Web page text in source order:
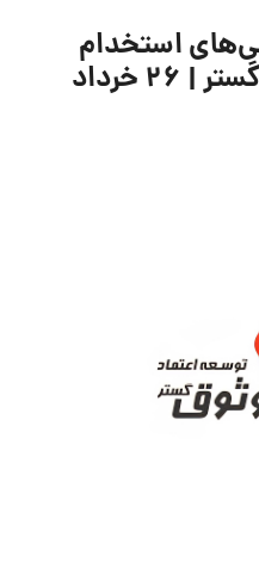
استخدام
توسعه اعتماد وثوق گستر | ۲۶ خرداد